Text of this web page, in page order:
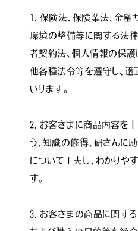
１．保険法、保険業法、金
環境の整備等に関する法
者契約法、個人情報の保
他各種法令等を遵守し、
いります。
２．お客さまに商品内容を
う、知識の修得、研さんに
について工夫し、わかりや
す｡
３．お客さまの商品に関す